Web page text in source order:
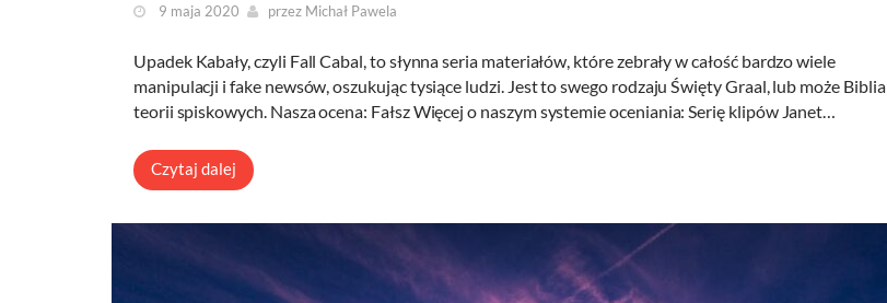
9 maja 2020 przez Michał Pawela
Upadek Kabały, czyli Fall Cabal, to słynna seria materiałów, które zebrały w całość bardzo wiele
manipulacji i fake newsów, oszukując tysiące ludzi. Jest to swego rodzaju Święty Graal, lub może Biblia
teorii spiskowych. Nasza ocena: Fałsz Więcej o naszym systemie oceniania: Serię klipów Janet…
Czytaj dalej